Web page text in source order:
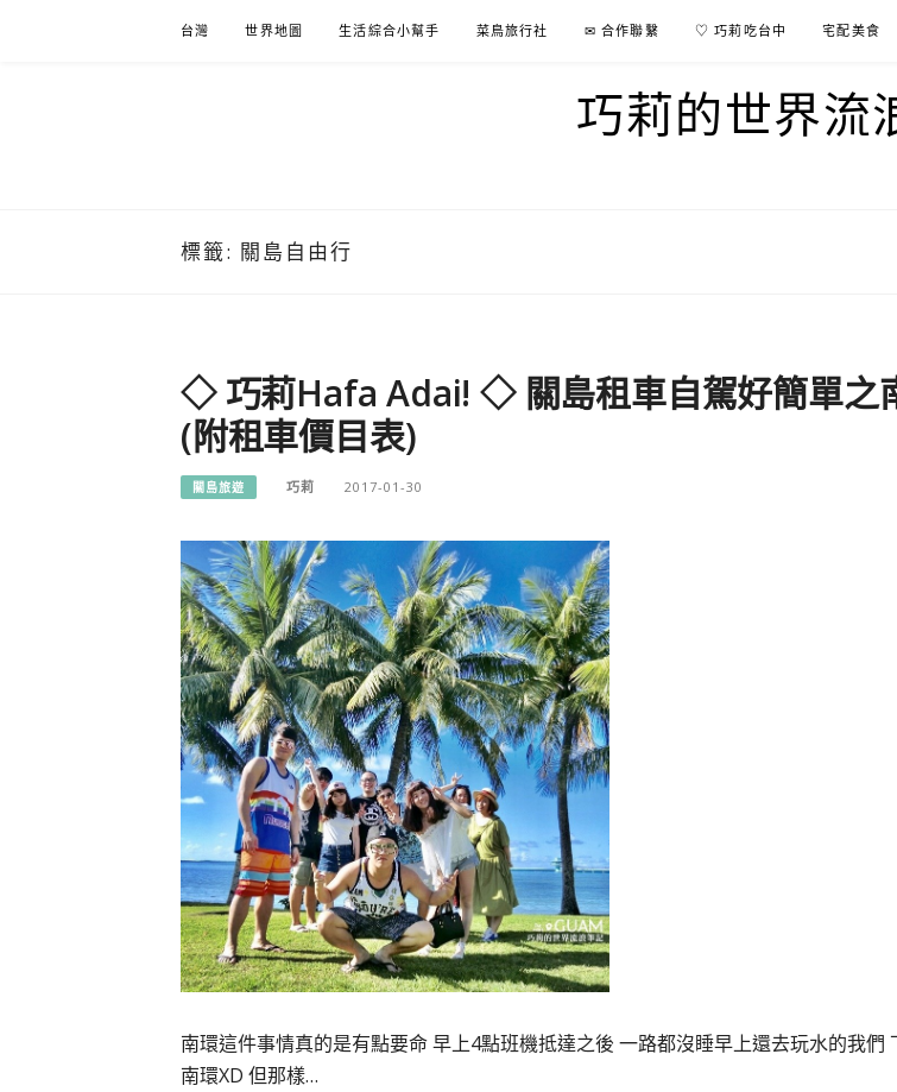
台灣 世界地圖 生活綜合小幫手 菜鳥旅行社 ✉ 合作聯繫 ♡ 巧莉吃台中 宅配美食
巧莉的世界流
標籤: 關島自由行
◇ 巧莉Hafa Adai! ◇ 關島租車自駕好簡單之
(附租車價目表)
關島旅遊 巧莉 2017-01-30
南環這件事情真的是有點要命 早上4點班機抵達之後 一路都沒睡早上還去玩水的我們
南環XD 但那樣…